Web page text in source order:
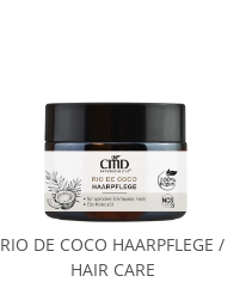
RIO DE COCO HAARPFLEGE /
HAIR CARE